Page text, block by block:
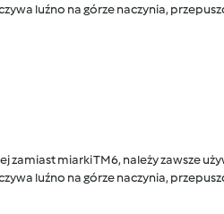
luźno na górze naczynia,
miarki TM6, należy zawsze
luźno na górze naczynia,